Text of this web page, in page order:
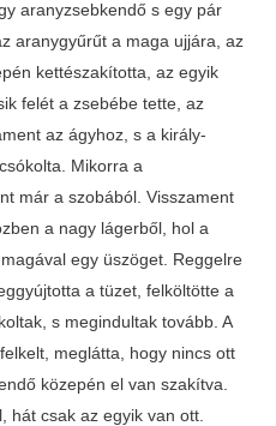
aranyzsebkendő s egy pár
aranygyűrűt a maga ujjára, az
kettészakította, az egyik
felét a zsebébe tette, az
az ágyhoz, s a király­
Mikorra a
már a szobából. Visszament
a nagy lágerből, hol a
egy üszöget. Reggelre
a tüzet, felköltötte a
s megindultak tovább. A
meglátta, hogy nincs ott
közepén el van szakítva.
hát csak az egyik van ott.